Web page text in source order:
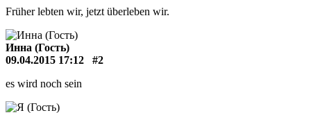
Früher lebten wir, jetzt überleben wir.
Инна (Гость)
09.04.2015 17:12
#2
es wird noch sein